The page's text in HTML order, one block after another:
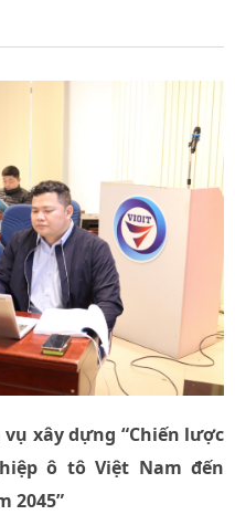
xây dựng “Chiến lược
ô tô Việt Nam đến
2045”